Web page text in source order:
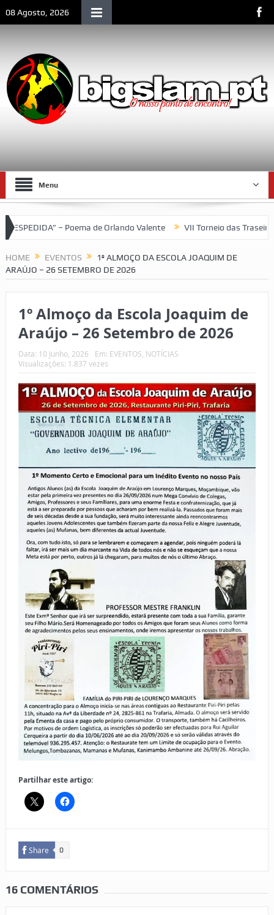
08 Agosto, 2026
Menu
– Poema de Orlando Valente VII Torneio das Traseiras –
HOME EVENTOS
1º ALMOÇO DA ESCOLA JOAQUIM DE
ARAÚJO – 26 SETEMBRO DE 2026
1º Almoço da Escola Joaquim de
Araújo – 26 Setembro de 2026
Data: 10 Junho, 2026 Em: EVENTOS NOTÍCIAS
Visualizações: 1.837 vezes
Partilhar este artigo:
Share 0
16 COMENTÁRIOS